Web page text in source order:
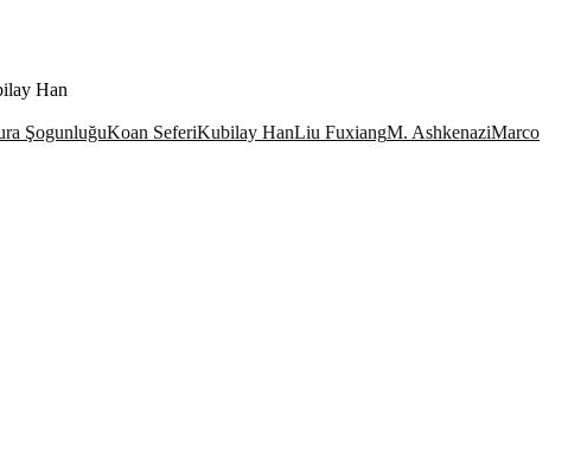
Han
ŞogunluğuKoan SeferiKubilay HanLiu FuxiangM. AshkenaziMarco